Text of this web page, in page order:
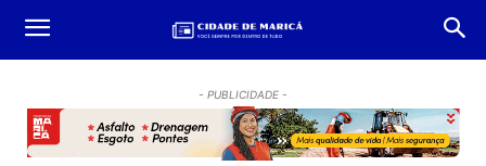
- PUBLICIDADE -